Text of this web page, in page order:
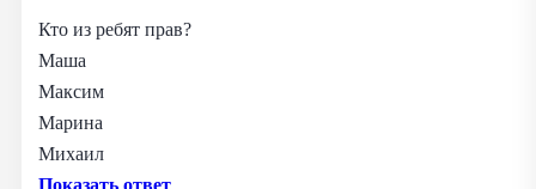
Кто из ребят прав?
Маша
Максим
Марина
Михаил